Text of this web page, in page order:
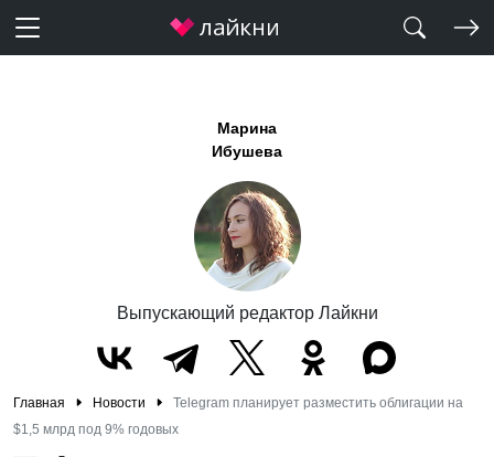
Марина
Ибушева
Выпускающий редактор Лайкни
Главная Новости
Telegram планирует разместить облигации на
$1,5 млрд под 9% годовых